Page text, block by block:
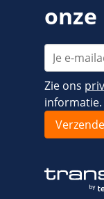
Zie ons
informatie.